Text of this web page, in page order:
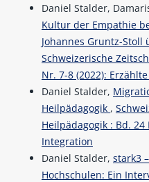
Daniel Stalder,
Kultur der Empathie
Johannes Gruntz-
Schweizerische
Nr. 7-8 (2022):
Daniel Stalder,
Heilpädagogik ,
Heilpädagogik : Bd.
Integration
Daniel Stalder, stark3
Hochschulen: Ein